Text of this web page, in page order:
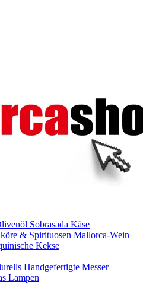
Sobrasada Käse
& Spirituosen Mallorca-Wein
Kekse
Handgefertigte Messer
Lampen